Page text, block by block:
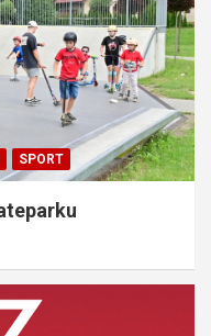
SPORT